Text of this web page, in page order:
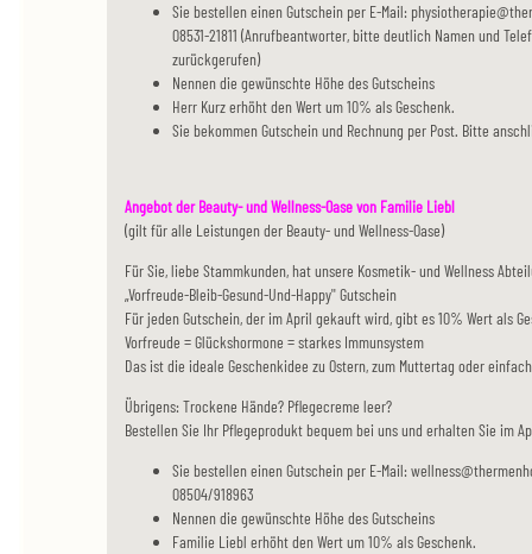
Sie bestellen einen Gutschein per E-Mail:
08531-21811 (Anrufbeantworter, bitte deutlich Namen und
zurückgerufen)
Nennen die gewünschte Höhe des Gutscheins
Herr Kurz erhöht den Wert um 10% als Geschenk.
Sie bekommen Gutschein und Rechnung per Post. Bitte
Angebot der Beauty- und Wellness-Oase von Familie Liebl
(gilt für alle Leistungen der Beauty- und Wellness-Oase)
Für Sie, liebe Stammkunden, hat unsere Kosmetik- und Wellness
„Vorfreude-Bleib-Gesund-Und-Happy'' Gutschein
Für jeden Gutschein, der im April gekauft wird, gibt es 10% Wert als
Vorfreude = Glückshormone = starkes Immunsystem
Das ist die ideale Geschenkidee zu Ostern, zum Muttertag oder
Übrigens: Trockene Hände? Pflegecreme leer?
Bestellen Sie Ihr Pflegeprodukt bequem bei uns und erhalten Sie im
Sie bestellen einen Gutschein per E-Mail:
08504/918963
Nennen die gewünschte Höhe des Gutscheins
Familie Liebl erhöht den Wert um 10% als Geschenk.